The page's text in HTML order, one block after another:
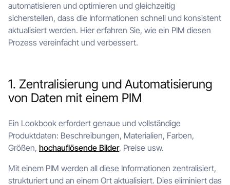
automatisieren und optimieren und gleichzeitig
sicherstellen, dass die Informationen schnell und konsistent
aktualisiert werden. Hier erfahren Sie, wie ein PIM diesen
Prozess vereinfacht und verbessert.
1. Zentralisierung und Automatisierung
von Daten mit einem PIM
Ein Lookbook erfordert genaue und vollständige
Produktdaten: Beschreibungen, Materialien, Farben,
Größen, hochauflösende Bilder, Preise usw.
Mit einem PIM werden all diese Informationen zentralisiert,
strukturiert und an einem Ort aktualisiert. Dies eliminiert das